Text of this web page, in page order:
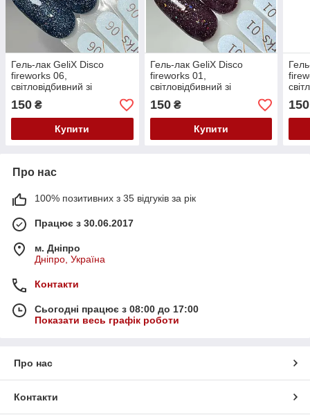
Гель-лак GeliX Disco
fireworks 06,
світловідбивний зі
шматочками битого скла
150 ₴
Купити
Гель-лак GeliX Disco
fireworks 01,
світловідбивний зі
шматочками битого скла
150₴
Купити
150
Про нас
100% позитивних з 35 відгуків за рік
Працює з 30.06.2017
м. Дніпро
Дніпро, Україна
Контакти
Сьогодні працює з 08:00 до 17:00
Показати весь графік роботи
Про нас
Контакти